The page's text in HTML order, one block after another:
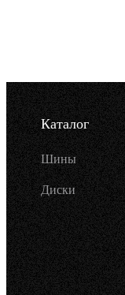
Каталог
Шины
Диски